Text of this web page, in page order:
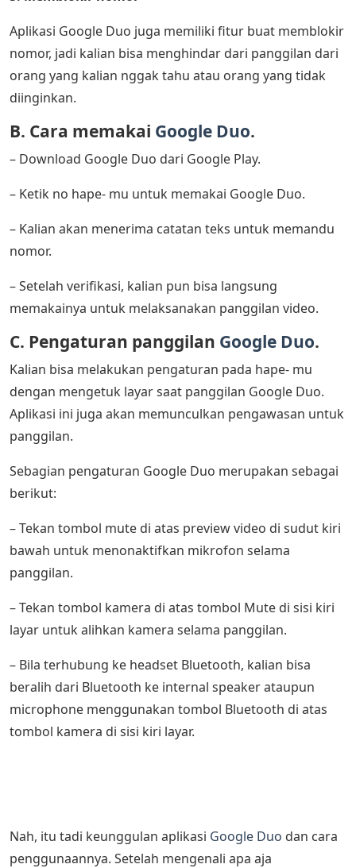
Aplikasi Google Duo juga memiliki fitur buat memblokir
nomor, jadi kalian bisa menghindar dari panggilan dari
orang yang kalian nggak tahu atau orang yang tidak
diinginkan.
B. Cara memakai Google Duo.
– Download Google Duo dari Google Play.
– Ketik no hape- mu untuk memakai Google Duo.
– Kalian akan menerima catatan teks untuk memandu
nomor.
– Setelah verifikasi, kalian pun bisa langsung
memakainya untuk melaksanakan panggilan video.
C. Pengaturan panggilan Google Duo.
Kalian bisa melakukan pengaturan pada hape- mu
dengan mengetuk layar saat panggilan Google Duo.
Aplikasi ini juga akan memunculkan pengawasan untuk
panggilan.
Sebagian pengaturan Google Duo merupakan sebagai
berikut:
– Tekan tombol mute di atas preview video di sudut kiri
bawah untuk menonaktifkan mikrofon selama
panggilan.
– Tekan tombol kamera di atas tombol Mute di sisi kiri
layar untuk alihkan kamera selama panggilan.
– Bila terhubung ke headset Bluetooth, kalian bisa
beralih dari Bluetooth ke internal speaker ataupun
microphone menggunakan tombol Bluetooth di atas
tombol kamera di sisi kiri layar.
Nah, itu tadi keunggulan aplikasi Google Duo dan cara
penggunaannya. Setelah mengenali apa aja